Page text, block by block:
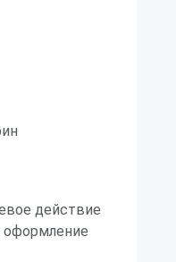
действие
оформление